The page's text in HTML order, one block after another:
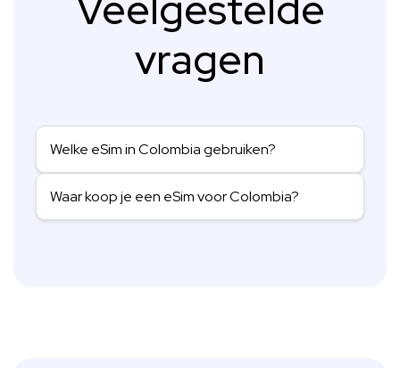
vragen
Welke eSim in Colombia gebruiken?
Waar koop je een eSim voor Colombia?